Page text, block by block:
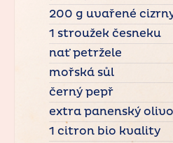
200 g uvařené
1 stroužek česneku
nať petržele
mořská sůl
černý pepř
extra panenský
1 citron bio kvality